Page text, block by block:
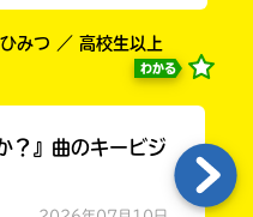
みつ ／ 高校生以上
わかる
？』曲のキービジ
容